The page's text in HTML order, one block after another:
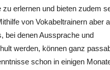
erlernen und bieten zudem
von Vokabeltrainern aber
bei denen Aussprache und
werden, können ganz
schon in einigen